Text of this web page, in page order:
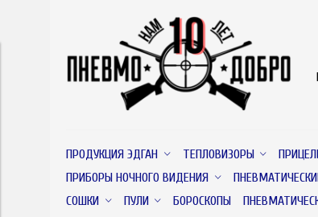
ПРОДУКЦИЯ ЭДГАН ТЕПЛОВИЗОРЫ
ПРИБОРЫ НОЧНОГО ВИДЕНИЯ
СОШКИ
ПУЛИ БОРОСКОПЫ